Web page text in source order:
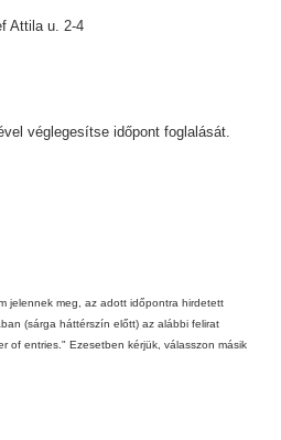
Attila u. 2-4
véglegesítse időpont foglalását.
jelennek meg, az adott időpontra hirdetett
(sárga háttérszín előtt) az alábbi felirat
of entries." Ezesetben kérjük, válasszon másik